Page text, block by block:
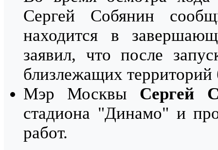
Сергей Собянин
находится в
заявил, что после
близлежащих территорий
Мэр Москвы Сергей
стадиона "Динамо" и
работ.